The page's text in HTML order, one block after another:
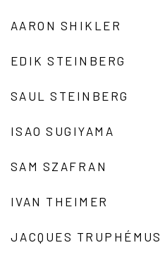
AARON SHIKLER
EDIK STEINBERG
SAUL STEINBERG
ISAO SUGIYAMA
SAM SZAFRAN
IVAN THEIMER
JACQUES TRUPHÉMUS